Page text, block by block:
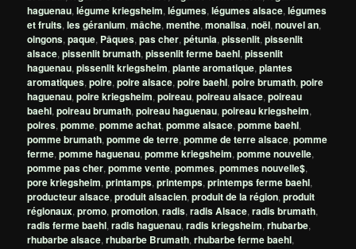
haguenau,légume kriegsheim,légumes,légumes alsace,légumes
et fruits,les géranium,mâche,menthe,monalisa,noël,nouvel an,
oingons,paque, Pâques,pas cher,pétunia,pissenlit,pissenlit
alsace,pissenlit brumath,pissenlit ferme baehl,pissenlit
haguenau,pissenlit kriegsheim,plante aromatique,plantes
aromatiques,poire,poire alsace,poire baehl,poire brumath,poire
haguenau,poire kriegsheim,poireau,poireau alsace,poireau
baehl,poireau brumath,poireau haguenau,poireau kriegsheim,
poires,pomme,pomme achat,pomme alsace,pomme baehl,
pomme brumath,pomme de terre,pomme de terre alsace,pomme
ferme,pomme haguenau,pomme kriegsheim,pomme nouvelle,
pomme pas cher,pomme vente,pommes,pommes nouvelle$,
pore kriegsheim,printamps,printemps,printemps ferme baehl,
producteur alsace,produit alsacien,produit de la région,produit
régionaux,promo,promotion,radis,radis Alsace,radis brumath,
radis ferme baehl,radis haguenau,radis kriegsheim,rhubarbe,
rhubarbe alsace,rhubarbe Brumath,rhubarbe ferme baehl,